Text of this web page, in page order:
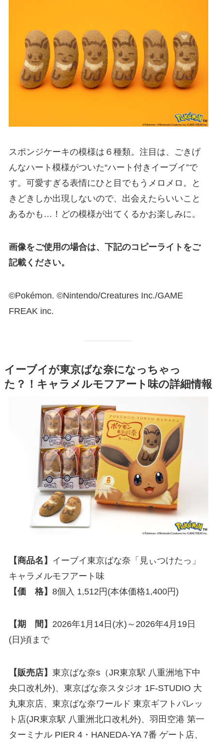
スポンジケーキの模様は６種類。注目は、ごきげ
んなハート模様がついた“ハート付きイーブイ”で
す。可愛すぎる表情にひと目でもうメロメロ。と
きどきしか出現しないので、出会えたらいいこと
あるかも…！どの模様が出てくるかお楽しみに。
画像をご使用の場合は、下記のコピーライトをご
記載ください。
©Pokémon. ©Nintendo/Creatures Inc./GAME
FREAK inc.
イーブイが東京ばな奈になっちゃっ
た？！キャラメルモフアート味の詳細情報
【商品名】
イーブイ東京ばな奈「見ぃつけたっ」
キャラメルモフアート味
【価 格】 8個入 1,512円(本体価格1,400円)
【期 間】 2026年1月14日(水)～2026年4月19日
(日)頃まで
【販売店】 東京ばな奈s（JR東京駅 ⼋重洲地下中
央⼝改札外)、東京ばな奈スタジオ 1F-STUDIO 大
丸東京店、東京ばな奈ワールド 東京ギフトパレッ
ト店(JR東京駅 八重洲北口改札外)、羽田空港 第一
ターミナル PIER 4・HANEDA-YA 7番 ゲート店、